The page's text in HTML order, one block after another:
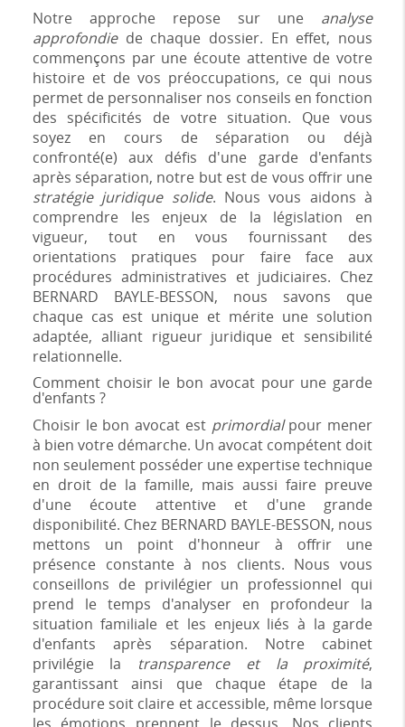
Notre approche repose sur une analyse
approfondiede chaque dossier. En effet, nous
commençons par une écoute attentive de votre
histoire et de vos préoccupations, ce qui nous
permet de personnaliser nos conseils en fonction
des spécificités de votre situation. Que vous
soyez en cours de séparation ou déjà
confronté(e) aux défis d'une garde d'enfants
après séparation, notre but est de vous offrir une
stratégie juridique solide. Nous vous aidons à
comprendre les enjeux de la législation en
vigueur, tout en vous fournissant des
orientations pratiques pour faire face aux
procédures administratives et judiciaires. Chez
BERNARD BAYLE-BESSON, nous savons que
chaque cas est unique et mérite une solution
adaptée, alliant rigueur juridique et sensibilité
relationnelle.
Comment choisir le bon avocat pour une garde
d'enfants ?
Choisir le bon avocat est primordialpour mener
à bien votre démarche. Un avocat compétent doit
non seulement posséder une expertise technique
en droit de la famille, mais aussi faire preuve
d'une écoute attentive et d'une grande
disponibilité. Chez BERNARD BAYLE-BESSON, nous
mettons un point d'honneur à offrir une
présence constante à nos clients. Nous vous
conseillons de privilégier un professionnel qui
prend le temps d'analyser en profondeur la
situation familiale et les enjeux liés à la garde
d'enfants après séparation. Notre cabinet
privilégie la transparence et la proximité,
garantissant ainsi que chaque étape de la
procédure soit claire et accessible, même lorsque